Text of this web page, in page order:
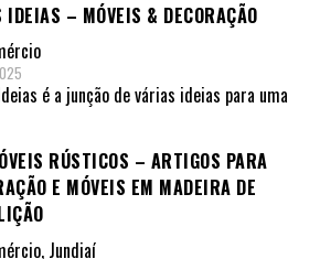
IDEIAS – MÓVEIS & DECORAÇÃO
é a junção de várias ideias para uma
RÚSTICOS – ARTIGOS PARA
E MÓVEIS EM MADEIRA DE
, Jundiaí